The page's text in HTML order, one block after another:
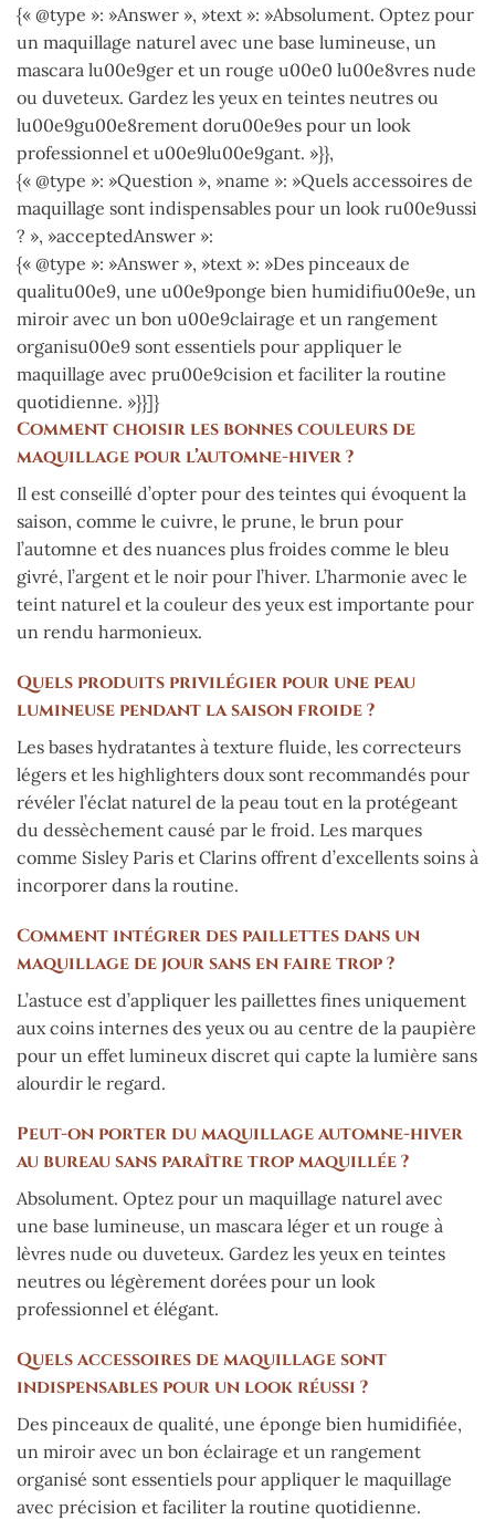
{« @type »: »Answer », »text »: »Absolument. Optez pour
un maquillage naturel avec une base lumineuse, un
mascara lu00e9ger et un rouge u00e0 lu00e8vres nude
ou duveteux. Gardez les yeux en teintes neutres ou
lu00e9gu00e8rement doru00e9es pour un look
professionnel et u00e9lu00e9gant. »}},
{« @type »: »Question », »name »: »Quels accessoires de
maquillage sont indispensables pour un look ru00e9ussi
? », »acceptedAnswer »:
{« @type »: »Answer », »text »: »Des pinceaux de
qualitu00e9, une u00e9ponge bien humidifiu00e9e, un
miroir avec un bon u00e9clairage et un rangement
organisu00e9 sont essentiels pour appliquer le
maquillage avec pru00e9cision et faciliter la routine
quotidienne. »}}]}
Comment choisir les bonnes couleurs de
maquillage pour l’automne-hiver ?
Il est conseillé d’opter pour des teintes qui évoquent la
saison, comme le cuivre, le prune, le brun pour
l’automne et des nuances plus froides comme le bleu
givré, l’argent et le noir pour l’hiver. L’harmonie avec le
teint naturel et la couleur des yeux est importante pour
un rendu harmonieux.
Quels produits privilégier pour une peau
lumineuse pendant la saison froide ?
Les bases hydratantes à texture fluide, les correcteurs
légers et les highlighters doux sont recommandés pour
révéler l’éclat naturel de la peau tout en la protégeant
du dessèchement causé par le froid. Les marques
comme Sisley Paris et Clarins offrent d’excellents soins à
incorporer dans la routine.
Comment intégrer des paillettes dans un
maquillage de jour sans en faire trop ?
L’astuce est d’appliquer les paillettes fines uniquement
aux coins internes des yeux ou au centre de la paupière
pour un effet lumineux discret qui capte la lumière sans
alourdir le regard.
Peut-on porter du maquillage automne-hiver
au bureau sans paraître trop maquillée ?
Absolument. Optez pour un maquillage naturel avec
une base lumineuse, un mascara léger et un rouge à
lèvres nude ou duveteux. Gardez les yeux en teintes
neutres ou légèrement dorées pour un look
professionnel et élégant.
Quels accessoires de maquillage sont
indispensables pour un look réussi ?
Des pinceaux de qualité, une éponge bien humidifiée,
un miroir avec un bon éclairage et un rangement
organisé sont essentiels pour appliquer le maquillage
avec précision et faciliter la routine quotidienne.